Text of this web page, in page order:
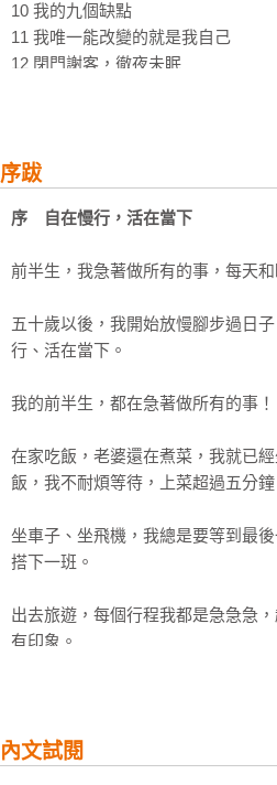
10 我的九個缺點
11 我唯一能改變的就是我自己
12 閉門謝客，徹夜未眠
16 雖千萬人吾往矣！
18 小事大度，大事絕情
20 RIMOWA行李箱的命運
21 哥、姊不是你可以隨便叫的！
23 我做的事不值這個頭銜嗎？
25 不管多生氣，千萬別把話說絕了
26 追尋內心的呼喚
27 把沒有興趣的事，變成一生的志業
29 二十年之後我會做什麼？
30 我不知道我有興趣的工作是什麼？
序跋
序　自在慢行，活在當下
前半生，我急著做所有的事，每天
五十歲以後，我開始放慢腳步過日
行、活在當下。
我的前半生，都在急著做所有的事！
在家吃飯，老婆還在煮菜，我就已
飯，我不耐煩等待，上菜超過五分
坐車子、坐飛機，我總是要等到最
搭下一班。
出去旅遊，每個行程我都是急急急
有印象。
工作，我也是急急急，希望用最快
內文試閱